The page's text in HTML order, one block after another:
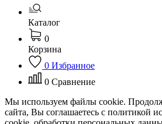
Каталог
0
Корзина
0 Избранное
0 Сравнение
Мы используем файлы cookie.
сайта, Вы соглашаетесь с политикой